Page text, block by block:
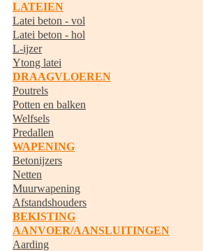
LATEIEN
Latei beton - vol
Latei beton - hol
L-ijzer
Ytong latei
DRAAGVLOEREN
Poutrels
Potten en balken
Welfsels
Predallen
WAPENING
Betonijzers
Netten
Muurwapening
Afstandshouders
BEKISTING
AANVOER/AANSLUITINGEN
Aarding